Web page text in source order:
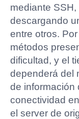
mediante
descargando
entre otros.
métodos
dificultad, y el
dependerá del
de información
conectividad
el server de